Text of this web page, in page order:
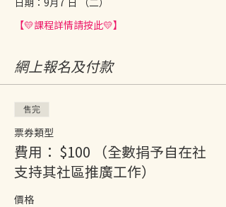
【💛課程詳情請按此💛】
網上報名及付款
售完
票券類型
費用： $100 （全數捐予自在社
支持其社區推廣工作）
價格